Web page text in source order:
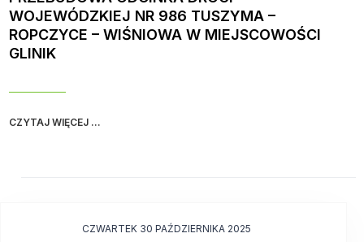
WOJEWÓDZKIEJ NR 986 TUSZYMA –
ROPCZYCE – WIŚNIOWA W MIEJSCOWOŚCI
GLINIK
CZYTAJ WIĘCEJ ...
CZWARTEK 30 PAŹDZIERNIKA 2025